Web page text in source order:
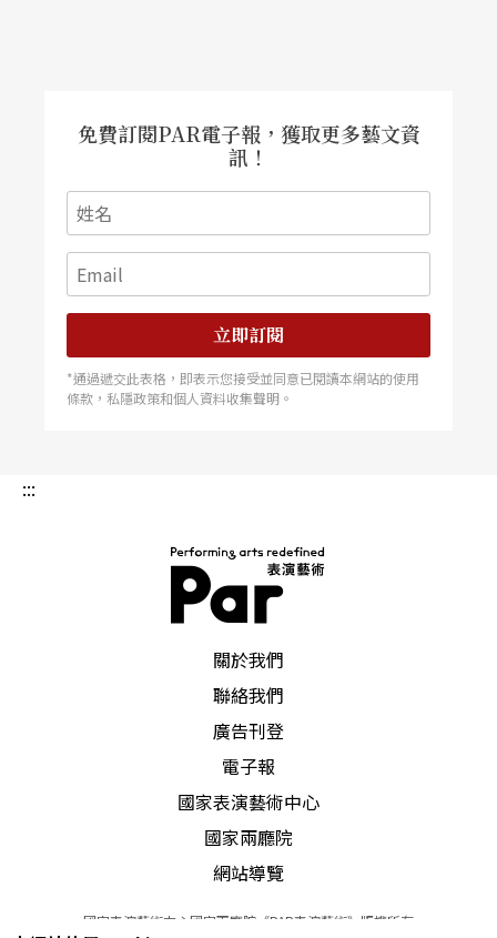
免費訂閱PAR電子報，獲取更多藝文資
訊！
立即訂閱
*通過遞交此表格，即表示您接受並同意已閱讀本網站的使用
條款，私隱政策和個人資料收集聲明。
:::
關於我們
聯絡我們
廣告刊登
電子報
國家表演藝術中心
國家兩廳院
網站導覽
國家表演藝術中心國家兩廳院《PAR表演藝術》版權所有